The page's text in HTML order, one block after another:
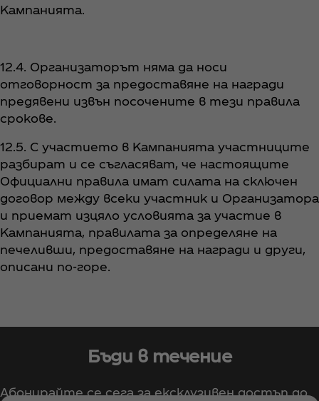
Кампанията.
12.4. Организаторът няма да носи
отговорност за предоставяне на награди
предявени извън посочените в тези правила
срокове.
12.5. С участието в Кампанията участниците
разбират и се съгласяват, че настоящите
Официални правила имат силата на сключен
договор между всеки участник и Организатора
и приемат изцяло условията за участие в
Кампанията, правилата за определяне на
печеливши, предоставяне на награди и други,
описани по-горе.
Бъди в течение
Абонирайте се сега за ексклузивен достъп до